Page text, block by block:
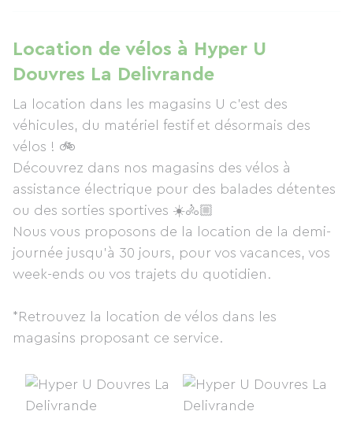
Location de vélos à Hyper U
Douvres La Delivrande
La location dans les magasins U c’est des
véhicules, du matériel festif et désormais des
vélos ! 🚲
Découvrez dans nos magasins des vélos à
assistance électrique pour des balades détentes
ou des sorties sportives ☀️🚴🏼
Nous vous proposons de la location de la demi-
journée jusqu’à 30 jours, pour vos vacances, vos
week-ends ou vos trajets du quotidien.
*Retrouvez la location de vélos dans les
magasins proposant ce service.